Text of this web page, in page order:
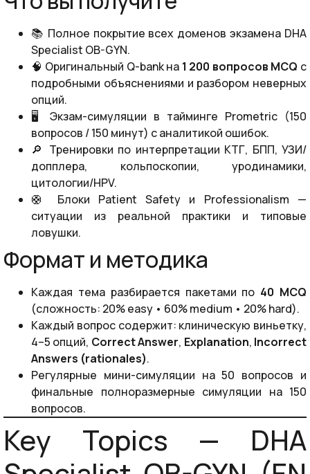
📚 Полное покрытие всех доменов экзамена DHA
Specialist OB-GYN.
🧠 Оригинальный Q-bank на 1 200 вопросов MCQ с
подробными объяснениями и разбором неверных
опций.
🖥️ Экзам-симуляции в тайминге Prometric (150
вопросов / 150 минут) с аналитикой ошибок.
🔎 Тренировки по интерпретации КТГ, БПП, УЗИ/
допплера, кольпоскопии, уродинамики,
цитологии/HPV.
🛟 Блоки Patient Safety и Professionalism —
ситуации из реальной практики и типовые
ловушки.
Формат и методика
Каждая тема разбирается пакетами по 40 MCQ
(сложность: 20% easy • 60% medium • 20% hard).
Каждый вопрос содержит: клиническую виньетку,
4–5 опций, Correct Answer, Explanation, Incorrect
Answers (rationales).
Регулярные мини-симуляции на 50 вопросов и
финальные полноразмерные симуляции на 150
вопросов.
Key Topics — DHA